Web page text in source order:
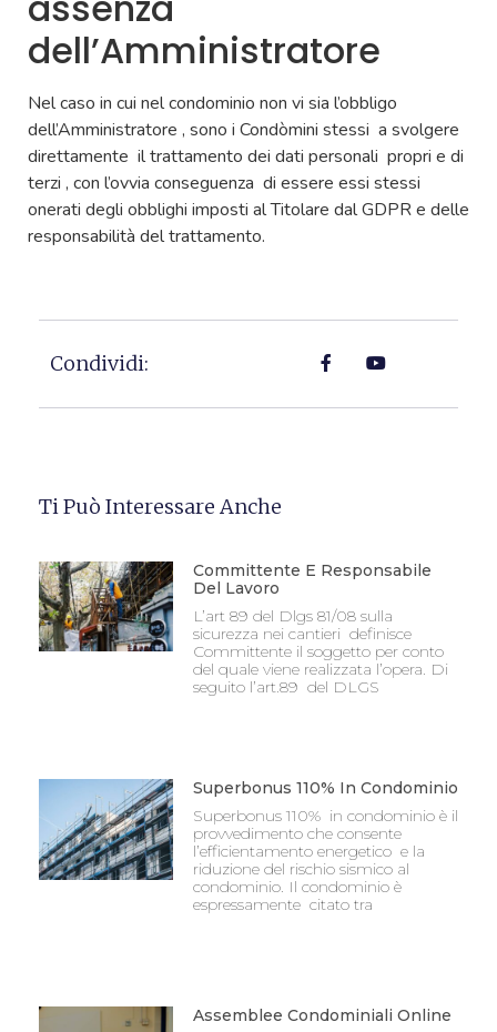
dell’Amministratore
Nel caso in cui nel condominio non vi sia l’obbligo
dell’Amministratore , sono i Condòmini stessi a svolgere
direttamente il trattamento dei dati personali propri e di
terzi , con l’ovvia conseguenza di essere essi stessi
onerati degli obblighi imposti al Titolare dal GDPR e delle
responsabilità del trattamento.
Condividi:
Ti Può Interessare Anche
Committente E Responsabile
Del Lavoro
L’art 89 del Dlgs 81/08 sulla
sicurezza nei cantieri definisce
Committente il soggetto per conto
del quale viene realizzata l’opera. Di
seguito l’art.89 del DLGS
Superbonus 110% In Condominio
Superbonus 110% in condominio è il
provvedimento che consente
l’efficientamento energetico e la
riduzione del rischio sismico al
condominio. Il condominio è
espressamente citato tra
Assemblee Condominiali Online